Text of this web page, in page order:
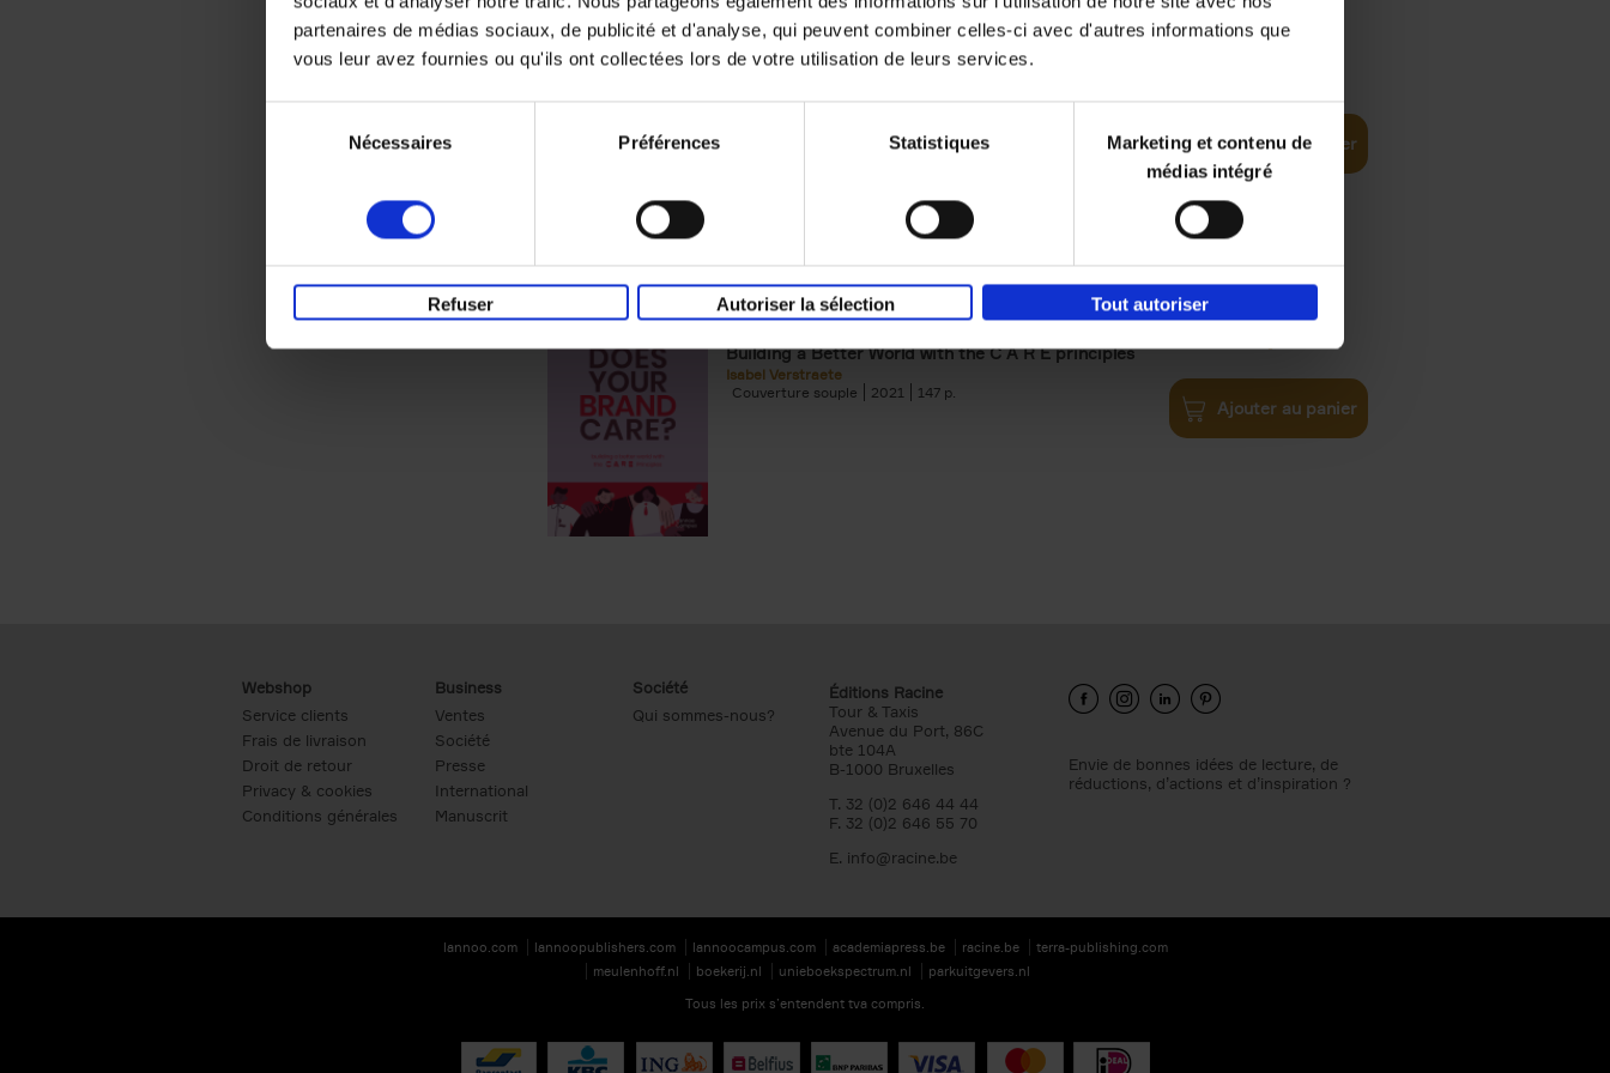
partenaires de médias sociaux, de publicité et d'analyse, qui peuvent combiner celles-ci avec d'autres informations que
vous leur avez fournies ou qu'ils ont collectées lors de votre utilisation de leurs services.
Nécessaires Préférences Statistiques
Marketing et contenu de
médias intégré
Refuser Autoriser la sélection Tout autoriser
Building Bonds = Building Business
Ajouter au panier
Does Your Brand Care?
Building a Better World with the C A R E principles
Isabel Verstraete
Couverture souple
2021 147
€34,99
Ajouter au panier
Webshop
Service clients
Frais de livraison
Droit de retour
Privacy & cookies
Conditions générales
Business
Ventes
Société
Presse
International
Manuscrit
Société
Qui sommes-nous?
Éditions Racine
Tour & Taxis
Avenue du Port, 86C
bte 104A
B-1000 Bruxelles
T. 32 (0)2 646 44 44
F. 32 (0)2 646 55 70
E. info@racine.be
Envie de bonnes idées de lecture, de
réductions, d’actions et d’inspiration ?
lannoo.com lannoopublishers.com lannoocampus.com academiapress.be racine.be
terra-publishing.com
meulenhoff.nl
boekerij.nl unieboekspectrum.nl
parkuitgevers.nl
Tous les prix s’entendent tva compris.